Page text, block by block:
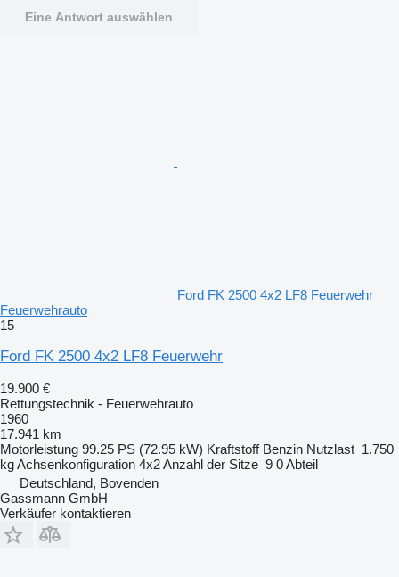
Eine Antwort auswählen
Ford FK 2500 4x2 LF8 Feuerwehr
Feuerwehrauto
15
Ford FK 2500 4x2 LF8 Feuerwehr
19.900 €
Rettungstechnik - Feuerwehrauto
1960
17.941 km
Motorleistung 99.25 PS (72.95 kW) Kraftstoff Benzin Nutzlast 1.750
kgAchsenkonfiguration 4x2Anzahl der Sitze 9 0 Abteil
Deutschland, Bovenden
Gassmann GmbH
Verkäufer kontaktieren